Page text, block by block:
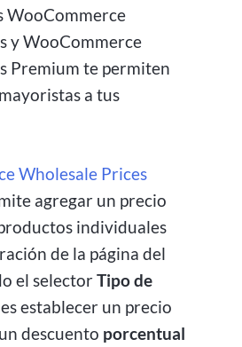
WooCommerce
y WooCommerce
Premium te permiten
a tus
Wholesale Prices
agregar un precio
individuales
de la página del
el selectorTipo de
establecer un precio
descuento porcentual